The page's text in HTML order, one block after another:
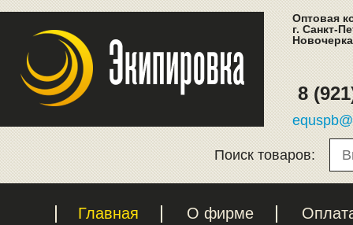
Оптовая
г. Санкт-
8
Поиск товаров:
Главная О фирме